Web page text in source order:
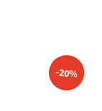
-20%